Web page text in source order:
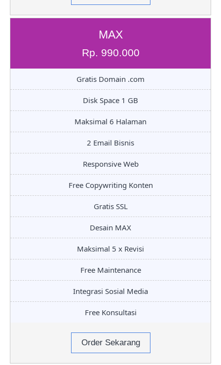
MAX
Rp. 990.000
Gratis Domain .com
Disk Space 1 GB
Maksimal 6 Halaman
2 Email Bisnis
Responsive Web
Free Copywriting Konten
Gratis SSL
Desain MAX
Maksimal 5 x Revisi
Free Maintenance
Integrasi Sosial Media
Free Konsultasi
Order Sekarang